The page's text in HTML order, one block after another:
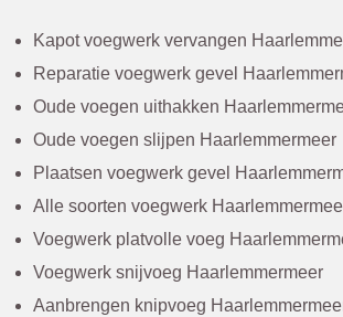
Kapot voegwerk vervangen
Reparatie voegwerk gevel
Oude voegen uithakken
Oude voegen slijpen Haarlemmermeer
Plaatsen voegwerk gevel
Alle soorten voegwerk
Voegwerk platvolle voeg
Voegwerk snijvoeg Haarlemmermeer
Aanbrengen knipvoeg